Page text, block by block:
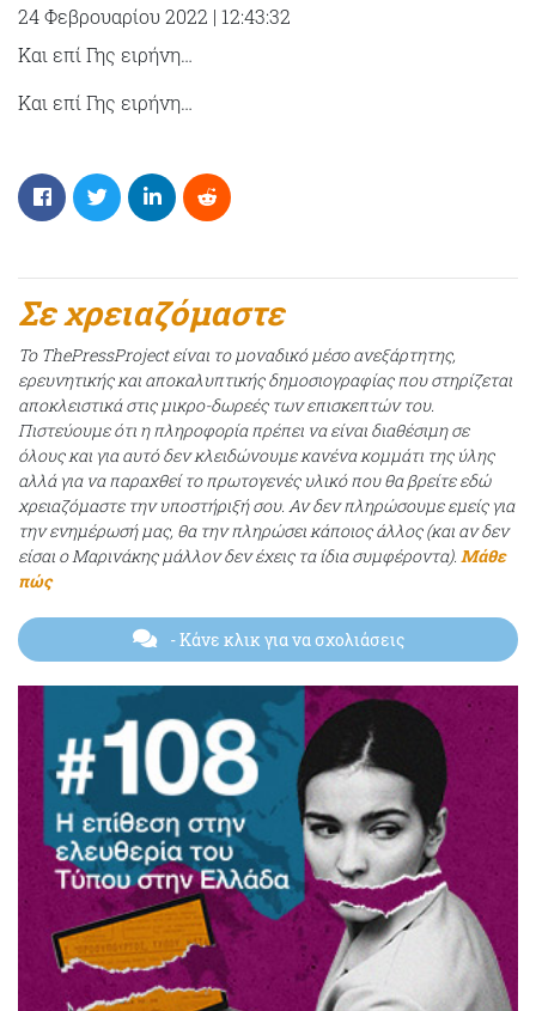
24 Φεβρουαρίου 2022 | 12:43:32
Και επί Γης ειρήνη…
Και επί Γης ειρήνη…
Σε χρειαζόμαστε
Το ThePressProject είναι το μοναδικό μέσο ανεξάρτητης,
ερευνητικής και αποκαλυπτικής δημοσιογραφίας που στηρίζεται
αποκλειστικά στις μικρο-δωρεές των επισκεπτών του.
Πιστεύουμε ότι η πληροφορία πρέπει να είναι διαθέσιμη σε
όλους και για αυτό δεν κλειδώνουμε κανένα κομμάτι της ύλης
αλλά για να παραχθεί το πρωτογενές υλικό που θα βρείτε εδώ
χρειαζόμαστε την υποστήριξή σου. Αν δεν πληρώσουμε εμείς για
την ενημέρωσή μας, θα την πληρώσει κάποιος άλλος (και αν δεν
είσαι ο Μαρινάκης μάλλον δεν έχεις τα ίδια συμφέροντα). Μάθε
πώς
- Κάνε κλικ για να σχολιάσεις